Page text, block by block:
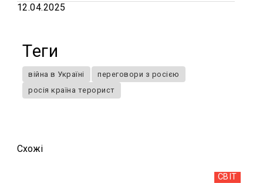
12.04.2025
Теги
війна в Україні
переговори з росією
росія країна терорист
Схожi
СВІТ